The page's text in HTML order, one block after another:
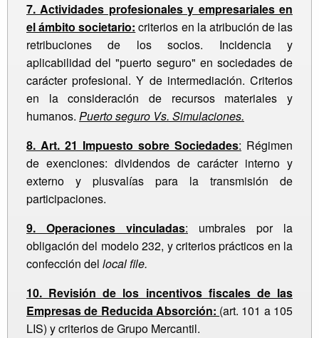
7. Actividades profesionales y empresariales en
el ámbito societario: criterios en la atribución de las
retribuciones de los socios. Incidencia y
aplicabilidad del "puerto seguro" en sociedades de
carácter profesional. Y de intermediación. Criterios
en la consideración de recursos materiales y
humanos. Puerto seguro Vs. Simulaciones.
8. Art. 21 Impuesto sobre Sociedades: Régimen
de exenciones: dividendos de carácter interno y
externo y plusvalías para la transmisión de
participaciones.
9. Operaciones vinculadas: umbrales por la
obligación del modelo 232, y criterios prácticos en la
confección del local file.
10. Revisión de los incentivos fiscales de las
Empresas de Reducida Absorción: (art. 101 a 105
LIS) y criterios de Grupo Mercantil.